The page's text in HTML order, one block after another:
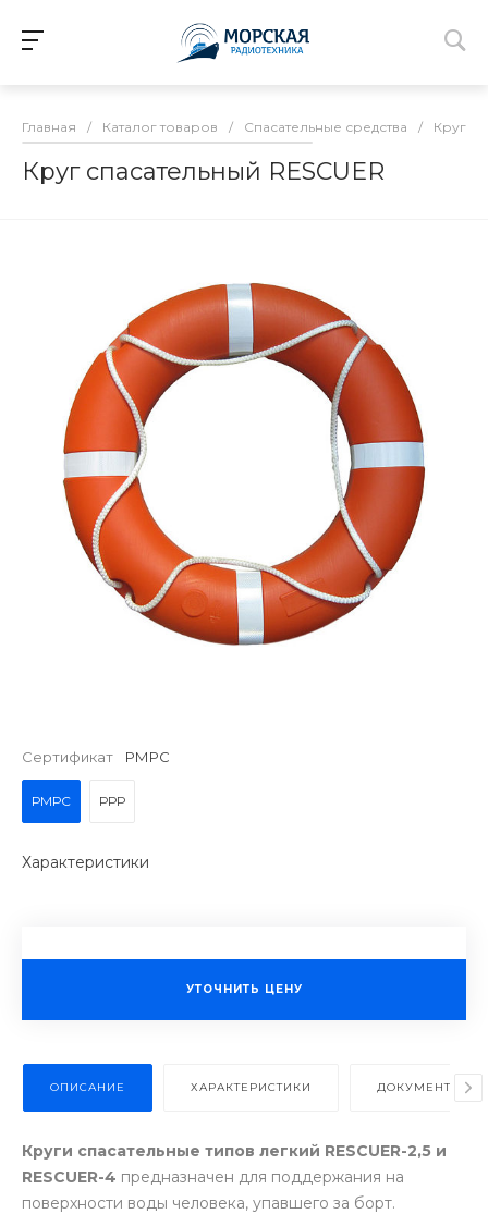
Главная / Каталог товаров / Спасательные средства / Круги
Круг спасательный RESCUER
Сертификат РМРС
РМРС РРР
Характеристики
УТОЧНИТЬ ЦЕНУ
ОПИСАНИЕ ХАРАКТЕРИСТИКИ ДОКУМЕНТЫ
Круги спасательные типов легкий RESCUER-2,5 и
RESCUER-4 предназначен для поддержания на
поверхности воды человека, упавшего за борт.